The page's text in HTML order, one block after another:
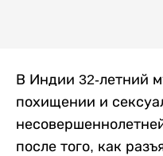
В Индии 32-летний
похищении и
после того, как